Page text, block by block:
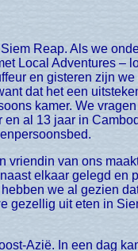
Local Adventures –
en gisteren zijn we
dat het een
kamer. We
al 13 jaar in
elkaar gelegd en
we al gezien
gezellig uit eten in